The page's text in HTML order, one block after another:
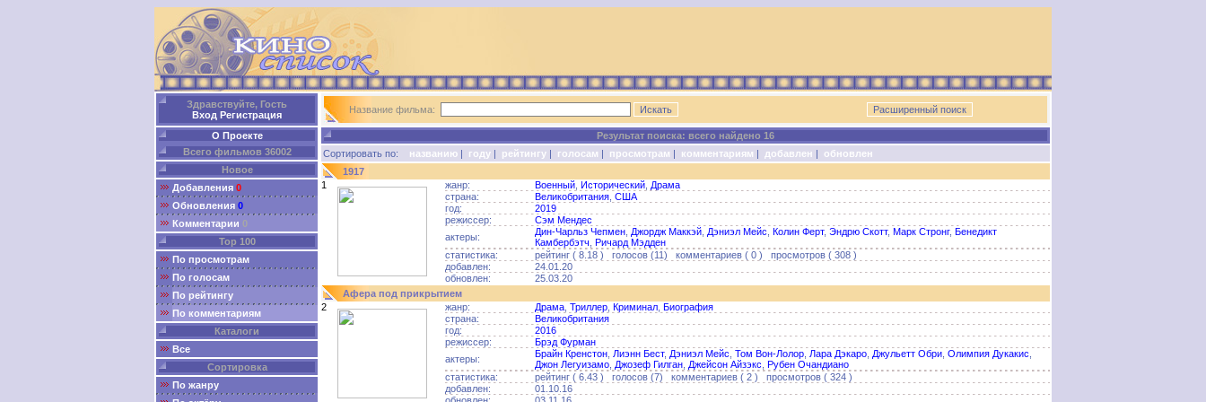
Здравствуйте, Гость
Вход Регистрация
О Проекте
Всего фильмов 36002
Новое
Добавления 0
Обновления 0
Комментарии 0
Top 100
По просмотрам
По голосам
По рейтингу
По комментариям
Каталоги
Все
Сортировка
По жанру
Название фильма:
Результат поиска: всего найдено 16
Сортировать по: названию | году | рейтингу | голосам | просмотрам | комментариям | добавлен | обновлен
1917
1
жанр: Военный Исторический Драма
страна:
Великобритания США
год:
2019
режиссер:
Сэм Мендес
актеры:
Дин-Чарльз Чепмен Джордж Маккэй Дэниэл Мейс Колин Ферт, Эндрю Скотт, Марк Стронг, Бенедикт
Камбербэтч Ричард Мэдден
статистика:
рейтинг ( 8.18 ) голосов (11) комментариев ( 0 ) просмотров ( 308 )
добавлен:
24.01.20
обновлен:
25.03.20
Афера под прикрытием
2
жанр: Драма Триллер Криминал Биография
страна:
Великобритания
год:
2016
режиссер:
Брэд Фурман
актеры:
Брайн Кренстон Лиэнн Бест, Дэниэл Мейс Том Вон-Лолор Лара Дэкаро Джульетт Обри Олимпия Дукакис
Джон Легуизамо Джозеф Гилган Джейсон Айзэкс Рубен Очандиано
статистика:
рейтинг ( 6.43 ) голосов (7) комментариев ( 2 ) просмотров ( 324 )
добавлен:
01.10.16